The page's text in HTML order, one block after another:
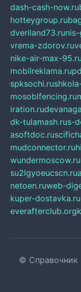
dash-cash-now.ru
hotteygroup.ru
dveriland73.runis-
vrema-zdorov.ru
nike-air-max-95.ru
mobilreklama.ru
spksochi.ru
mosoblfencing.ru
iration.ru
dk-tulamash.rus-
asoftdoc.ru
mudconnector.ru
wundermoscow.ru
su2lgyoeucscn.ru
netoen.ruweb-
kuper-dostavka.ru
everafterclub.org
© Справочник